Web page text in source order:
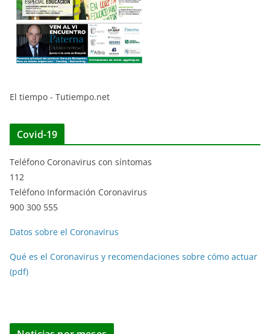
El tiempo - Tutiempo.net
Covid-19
Teléfono Coronavirus con síntomas
112
Teléfono Información Coronavirus
900 300 555
Datos sobre el Coronavirus
Qué es el Coronavirus y recomendaciones sobre cómo actuar
(pdf)